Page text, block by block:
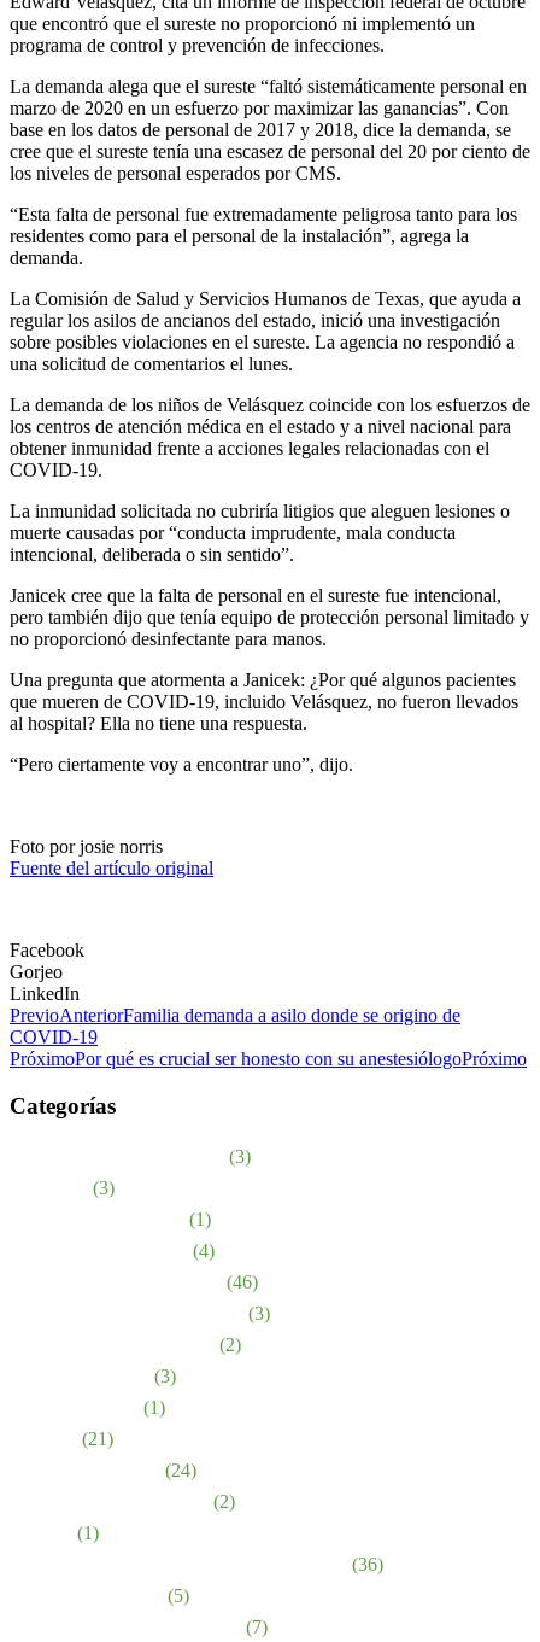
que encontró que el sureste no proporcionó ni implementó un
programa de control y prevención de infecciones.
La demanda alega que el sureste “faltó sistemáticamente personal en
marzo de 2020 en un esfuerzo por maximizar las ganancias”. Con
base en los datos de personal de 2017 y 2018, dice la demanda, se
cree que el sureste tenía una escasez de personal del 20 por ciento de
los niveles de personal esperados por CMS.
“Esta falta de personal fue extremadamente peligrosa tanto para los
residentes como para el personal de la instalación”, agrega la
demanda.
La Comisión de Salud y Servicios Humanos de Texas, que ayuda a
regular los asilos de ancianos del estado, inició una investigación
sobre posibles violaciones en el sureste. La agencia no respondió a
una solicitud de comentarios el lunes.
La demanda de los niños de Velásquez coincide con los esfuerzos de
los centros de atención médica en el estado y a nivel nacional para
obtener inmunidad frente a acciones legales relacionadas con el
COVID-19.
La inmunidad solicitada no cubriría litigios que aleguen lesiones o
muerte causadas por “conducta imprudente, mala conducta
intencional, deliberada o sin sentido”.
Janicek cree que la falta de personal en el sureste fue intencional,
pero también dijo que tenía equipo de protección personal limitado y
no proporcionó desinfectante para manos.
Una pregunta que atormenta a Janicek: ¿Por qué algunos pacientes
que mueren de COVID-19, incluido Velásquez, no fueron llevados
al hospital? Ella no tiene una respuesta.
“Pero ciertamente voy a encontrar uno”, dijo.
Foto porjosie norris
Fuente del artículo original
Facebook
Gorjeo
LinkedIn
PrevioAnteriorFamilia demanda a asilo donde se origino de
COVID-19
PróximoPor qué es crucial ser honesto con su anestesiólogoPróximo
Categorías
(3)
(3)
(1)
(4)
(46)
(3)
(2)
(3)
(1)
(21)
(24)
(2)
(1)
(36)
(5)
(7)